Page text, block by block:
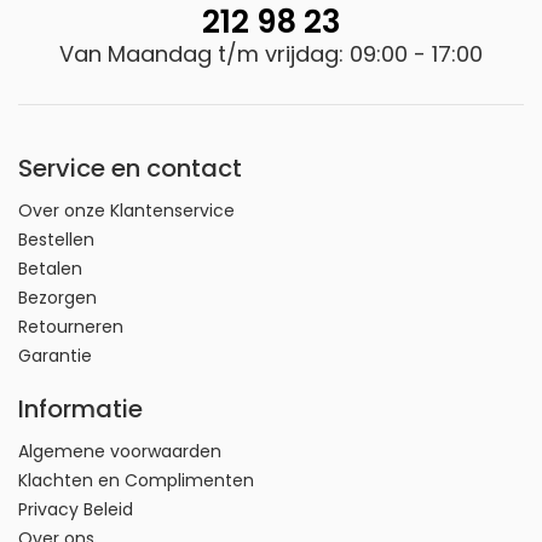
zowel kinderen als volwassenen, omdat
schadelijke stoffen kunnen leiden tot
Eko-Tex-gecertificeerd textiel is verkrijgbaar
beddengoed tot speelgoed en
verzorgingsproducten. U kunt het Eko-Tex-
logo van Eko-Tex.
Over Cresta
Het Nederlandse Cresta is een geregistreerde
Bij het ontwerp van elk product gaan we bij Cresta
International uit van uw behoeftes, maar met
respect voor mens, dier en milieu. Heel praktisch,
212 98 23
Van Maandag t/m vrijdag: 09:00 - 17:00
Service en contact
Over onze Klantenservice
Bestellen
Betalen
Bezorgen
Retourneren
Garantie
Informatie
Algemene voorwaarden
Klachten en Complimenten
Privacy Beleid